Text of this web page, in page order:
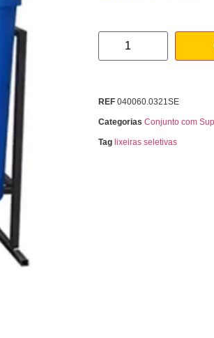
REF 040060.0321SE
Categorias Conjunto com
Tag lixeiras seletivas